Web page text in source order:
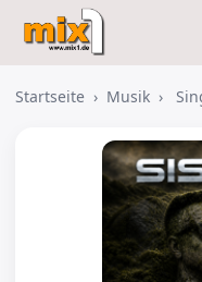
Startseite › Musik ›